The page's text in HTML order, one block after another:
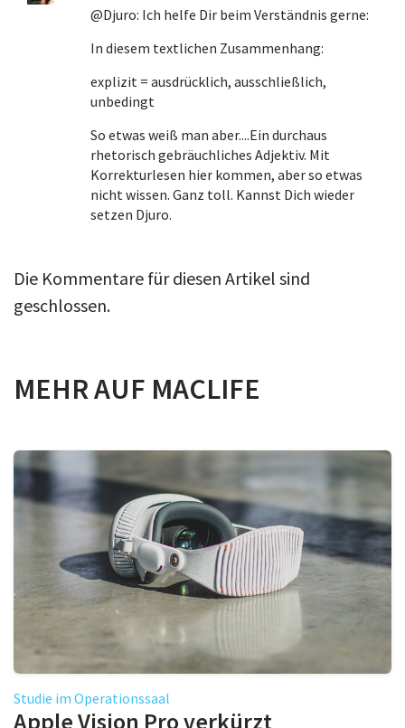
@Djuro: Ich helfe Dir beim Verständnis gerne:
In diesem textlichen Zusammenhang:
explizit = ausdrücklich, ausschließlich,
unbedingt
So etwas weiß man aber....Ein durchaus
rhetorisch gebräuchliches Adjektiv. Mit
Korrekturlesen hier kommen, aber so etwas
nicht wissen. Ganz toll. Kannst Dich wieder
setzen Djuro.
Die Kommentare für diesen Artikel sind
geschlossen.
MEHR AUF MACLIFE
Studie im Operationssaal
Apple Vision Pro verkürzt